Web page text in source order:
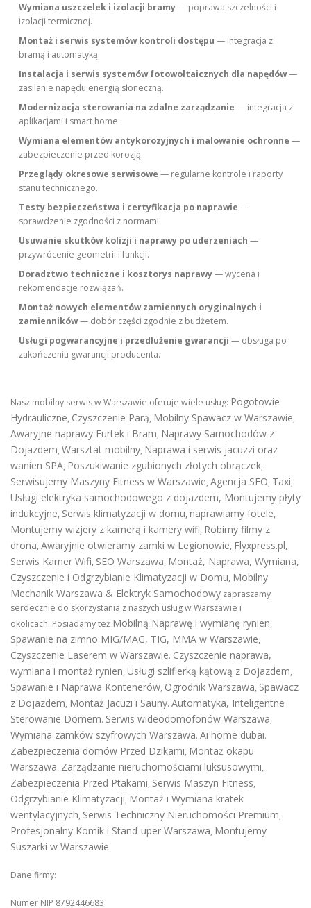
Wymiana uszczelek i izolacji bramy— poprawa szczelności i
izolacji termicznej.
Montaż i serwis systemów kontroli dostępu — integracja z
bramą i automatyką.
Instalacja i serwis systemów fotowoltaicznych dla napędów—
zasilanie napędu energią słoneczną.
Modernizacja sterowania na zdalne zarządzanie — integracja z
aplikacjami i smart home.
Wymiana elementów antykorozyjnych i malowanie ochronne —
zabezpieczenie przed korozją.
Przeglądy okresowe serwisowe — regularne kontrole i raporty
stanu technicznego.
Testy bezpieczeństwa i certyfikacja po naprawie —
sprawdzenie zgodności z normami.
Usuwanie skutków kolizji i naprawy po uderzeniach —
przywrócenie geometrii i funkcji.
Doradztwo techniczne i kosztorys naprawy— wycena i
rekomendacje rozwiązań.
Montaż nowych elementów zamiennych oryginalnych i
zamienników— dobór części zgodnie z budżetem.
Usługi pogwarancyjne i przedłużenie gwarancji — obsługa po
zakończeniu gwarancji producenta.
Nasz mobilny serwis w Warszawie oferuje wiele usług: Pogotowie
Hydrauliczne, Czyszczenie Parą, Mobilny Spawacz w Warszawie,
Awaryjne naprawy Furtek i Bram, Naprawy Samochodów z
Dojazdem, Warsztat mobilny, Naprawa i serwis jacuzzi oraz
wanien SPA, Poszukiwanie zgubionych złotych obrączek,
Serwisujemy Maszyny Fitness w Warszawie, Agencja SEO, Taxi,
Usługi elektryka samochodowego z dojazdem, Montujemy płyty
indukcyjne, Serwis klimatyzacji w domu, naprawiamy fotele,
Montujemy wizjery z kamerą i kamery wifi, Robimy filmy z
drona, Awaryjnie otwieramy zamki w Legionowie, Flyxpress.pl,
Serwis Kamer Wifi, SEO Warszawa, Montaż, Naprawa, Wymiana,
Czyszczenie i Odgrzybianie Klimatyzacji w Domu, Mobilny
Mechanik Warszawa & Elektryk Samochodowy zapraszamy
serdecznie do skorzystania z naszych usług w Warszawie i
okolicach. Posiadamy też Mobilną Naprawę i wymianę rynien,
Spawanie na zimno MIG/MAG, TIG, MMA w Warszawie,
Czyszczenie Laserem w Warszawie. Czyszczenie naprawa,
wymiana i montaż rynien, Usługi szlifierką kątową z Dojazdem,
Spawanie i Naprawa Kontenerów, Ogrodnik Warszawa, Spawacz
z Dojazdem, Montaż Jacuzi i Sauny. Automatyka, Inteligentne
Sterowanie Domem. Serwis wideodomofonów Warszawa,
Wymiana zamków szyfrowych Warszawa. Ai home dubai.
Zabezpieczenia domów Przed Dzikami, Montaż okapu
Warszawa. Zarządzanie nieruchomościami luksusowymi,
Zabezpieczenia Przed Ptakami, Serwis Maszyn Fitness,
Odgrzybianie Klimatyzacji, Montaż i Wymiana kratek
wentylacyjnych, Serwis Techniczny Nieruchomości Premium,
Profesjonalny Komik i Stand-uper Warszawa, Montujemy
Suszarki w Warszawie.
Dane firmy:
Numer NIP 8792446683